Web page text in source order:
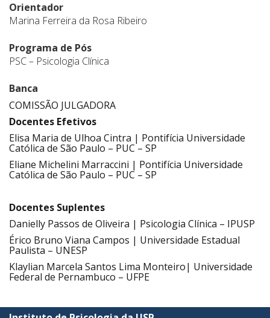
Orientador
Marina Ferreira da Rosa Ribeiro
Programa de Pós
PSC – Psicologia Clínica
Banca
COMISSÃO JULGADORA
Docentes Efetivos
Elisa Maria de Ulhoa Cintra | Pontifícia Universidade
Católica de São Paulo – PUC – SP
Eliane Michelini Marraccini | Pontifícia Universidade
Católica de São Paulo – PUC – SP
Docentes Suplentes
Danielly Passos de Oliveira | Psicologia Clínica – IPUSP
Érico Bruno Viana Campos | Universidade Estadual
Paulista – UNESP
Klaylian Marcela Santos Lima Monteiro| Universidade
Federal de Pernambuco – UFPE